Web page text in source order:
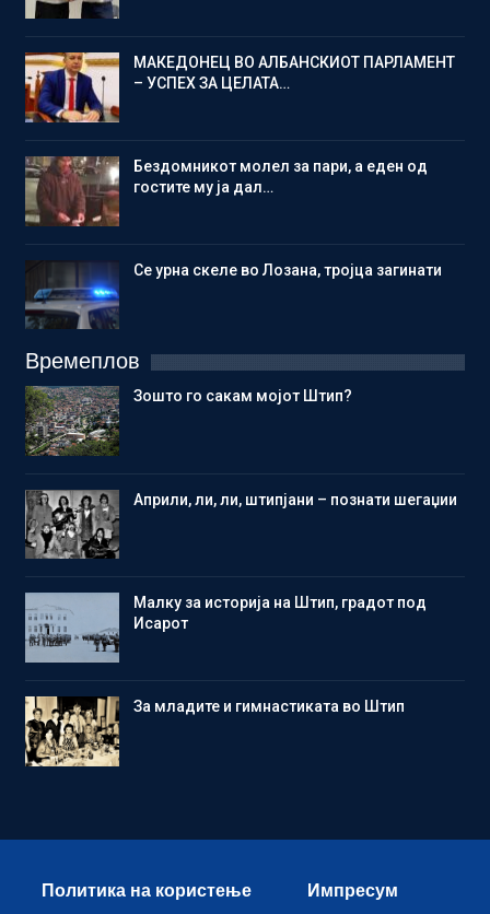
МАКЕДОНЕЦ ВО АЛБАНСКИОТ ПАРЛАМЕНТ
– УСПЕХ ЗА ЦЕЛАТА…
Бездомникот молел за пари, а еден од
гостите му ја дал…
Се урна скеле во Лозана, тројца загинати
Времеплов
Зошто го сакам мојот Штип?
Aприли, ли, ли, штипјани – познати шегаџии
Малку за историја на Штип, градот под
Исарот
Зa младите и гимнастиката во Штип
Политика на користење Импресум